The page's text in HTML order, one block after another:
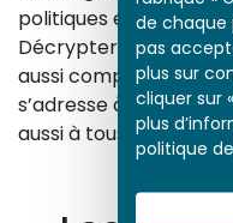
de chaque
pas
plus sur
cliquer sur
plus
politique
politiques et
Décrypter les images
aussi comprendre
s’adresse à tous,
aussi à tous les